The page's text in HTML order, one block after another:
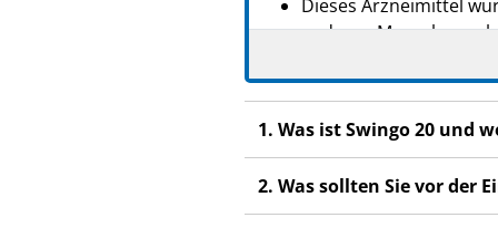
Dieses Arzneimittel
anderen Menschen
Nebenwirkungen, die
Wichtige Informationen
Bei korrekter
Sie bewirken eine
1. Was ist Swingo 20 und
2. Was sollten Sie vor der